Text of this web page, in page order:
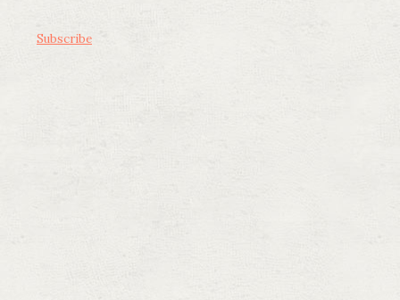
Subscribe